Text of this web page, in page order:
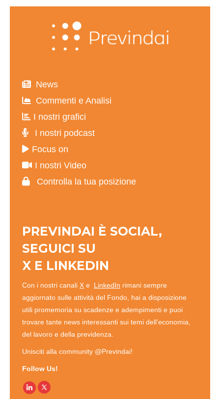
News
Commenti e Analisi
I nostri grafici
I nostri podcast
Focus on
I nostri Video
Controlla la tua posizione
PREVINDAI È SOCIAL,
SEGUICI SU
X E LINKEDIN
Con i nostri canali X e LinkedIn rimani sempre
aggiornato sulle attività del Fondo, hai a disposizione
utili promemoria su scadenze e adempimenti e puoi
trovare tante news interessanti sui temi dell'economia,
del lavoro e della previdenza.
Unisciti alla community @Previndai!
Follow Us!
Linkedin